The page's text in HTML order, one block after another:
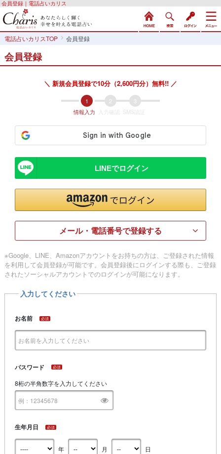
会員登録｜電話占いカリス
電話占いカリスTOP 会員登録
会員登録
＼ 新規会員登録で10分（2,600円分）無料!! ／
情報入力 入力確認 SMS認証
LINEでログイン
メール・電話番号で登録する
※Google、LINE、Amazonアカウントをお持ちの方は、ご登録された情報
を利用して会員登録が可能です。会員登録後にログインする際も、ご登録
されたソーシャルアカウントでのログインが可能になります。
入力してください
お名前 必須
パスワード 必須
8桁の半角数字を入力してください
生年月日 必須
年 月 日